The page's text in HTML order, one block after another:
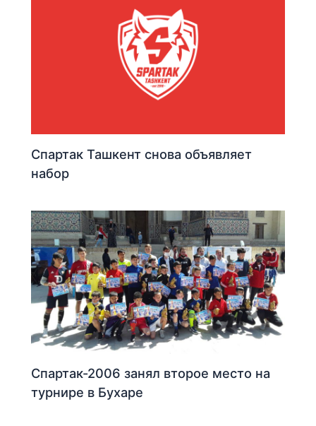
Спартак Ташкент снова объявляет
набор
Спартак-2006 занял второе место на
турнире в Бухаре